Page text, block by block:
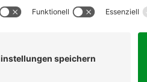
@ niederstaetter.it